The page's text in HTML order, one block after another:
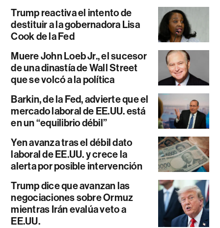
Trump reactiva el intento de
destituir a la gobernadora Lisa
Cook de la Fed
Muere John Loeb Jr., el sucesor
de una dinastía de Wall Street
que se volcó a la política
Barkin, de la Fed, advierte que el
mercado laboral de EE.UU. está
en un “equilibrio débil”
Yen avanza tras el débil dato
laboral de EE.UU. y crece la
alerta por posible intervención
Trump dice que avanzan las
negociaciones sobre Ormuz
mientras Irán evalúa veto a
EE.UU.